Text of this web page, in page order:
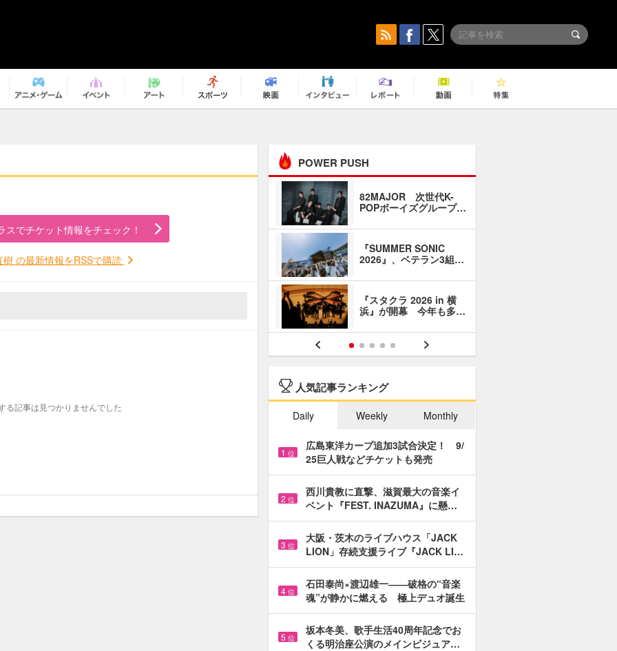
スでチケット情報をチェック！
樹 の最新情報をRSSで購読
る記事は見つかりませんでした
POWER PUSH
82MAJOR 次世代K-
POPボーイズグループ…
『SUMMER SONIC
2026』、ベテラン3組…
『スタクラ 2026 in 横
浜』が開幕 今年も多…
人気記事ランキング
Daily Weekly Monthly
1 位
広島東洋カープ追加3試合決定！ 9/
25巨人戦などチケットも発売
2 位
西川貴教に直撃、滋賀最大の音楽イ
ベント『FEST. INAZUMA』に懸…
3 位
大阪・茨木のライブハウス「JACK
LION」存続支援ライブ『JACK LI…
4 位
石田泰尚×渡辺雄一――破格の“音楽
魂”が静かに燃える 極上デュオ誕生
5 位
坂本冬美、歌手生活40周年記念でお
くる明治座公演のメインビジュア…